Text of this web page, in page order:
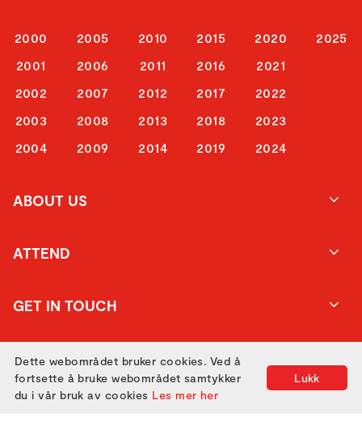
2000
2001
2002
2003
2004
2005
2006
2007
2008
2009
2010
2011
2012
2013
2014
2015
2016
2017
2018
2019
2020
2021
2022
2023
2024
2025
ABOUT US
ATTEND
GET IN TOUCH
Lukk
Dette webområdet bruker cookies. Ved å
fortsette å bruke webområdet samtykker
du i vår bruk av cookies Les mer her